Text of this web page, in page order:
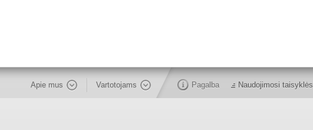
Apie mus Vartotojams Pagalba Naudojimosi taisyklės